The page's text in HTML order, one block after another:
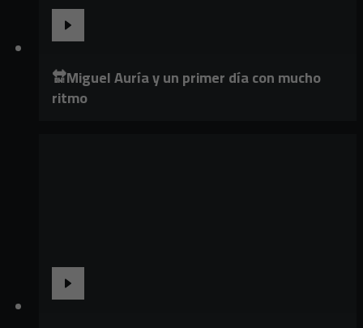
🔛Miguel Auría y un primer día con mucho
ritmo